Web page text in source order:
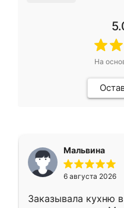
На
Мальвина
6 августа 2026
Заказывала кухню